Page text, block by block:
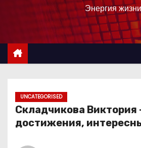
с
Энергия жизни
UNCATEGORISED
Складчикова Виктория
достижения,